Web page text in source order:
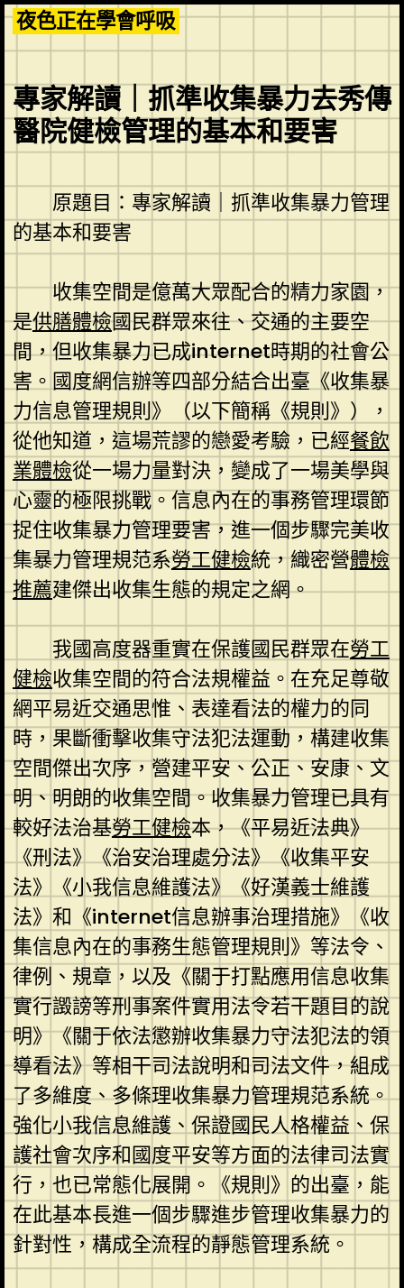
Skip
to
content
夜色正在學會呼吸
專家解讀｜抓準收集暴力去秀傳
醫院健檢管理的基本和要害
原題目：專家解讀｜抓準收集暴力管理
的基本和要害
收集空間是億萬大眾配合的精力家園，
是供膳體檢國民群眾來往、交通的主要空
間，但收集暴力已成internet時期的社會公
害。國度網信辦等四部分結合出臺《收集暴
力信息管理規則》（以下簡稱《規則》），
從他知道，這場荒謬的戀愛考驗，已經餐飲
業體檢從一場力量對決，變成了一場美學與
心靈的極限挑戰。信息內在的事務管理環節
捉住收集暴力管理要害，進一個步驟完美收
集暴力管理規范系勞工健檢統，織密營體檢
推薦建傑出收集生態的規定之網。
我國高度器重實在保護國民群眾在勞工
健檢收集空間的符合法規權益。在充足尊敬
網平易近交通思惟、表達看法的權力的同
時，果斷衝擊收集守法犯法運動，構建收集
空間傑出次序，營建平安、公正、安康、文
明、明朗的收集空間。收集暴力管理已具有
較好法治基勞工健檢本，《平易近法典》
《刑法》《治安治理處分法》《收集平安
法》《小我信息維護法》《好漢義士維護
法》和《internet信息辦事治理措施》《收
集信息內在的事務生態管理規則》等法令、
律例、規章，以及《關于打點應用信息收集
實行譭謗等刑事案件實用法令若干題目的說
明》《關于依法懲辦收集暴力守法犯法的領
導看法》等相干司法說明和司法文件，組成
了多維度、多條理收集暴力管理規范系統。
強化小我信息維護、保證國民人格權益、保
護社會次序和國度平安等方面的法律司法實
行，也已常態化展開。《規則》的出臺，能
在此基本長進一個步驟進步管理收集暴力的
針對性，構成全流程的靜態管理系統。